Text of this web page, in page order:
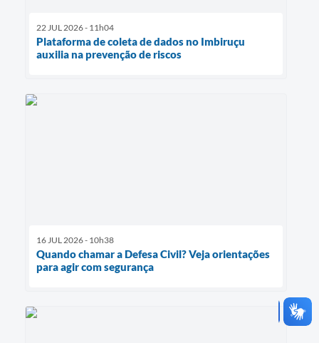
22 JUL 2026 - 11h04
Plataforma de coleta de dados no Imbiruçu
auxilia na prevenção de riscos
16 JUL 2026 - 10h38
Quando chamar a Defesa Civil? Veja orientações
para agir com segurança